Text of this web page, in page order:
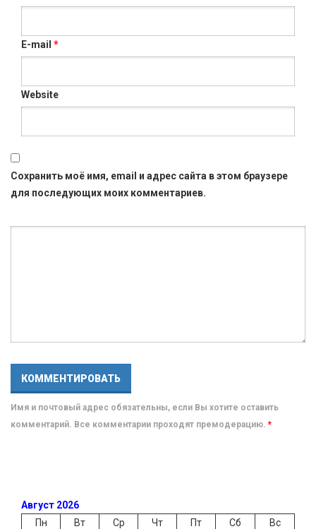
E-mail *
Website
Сохранить моё имя, email и адрес сайта в этом браузере
для последующих моих комментариев.
Имя и почтовый адрес обязательны, если Вы хотите оставить
комментарий. Все комментарии проходят премодерацию. *
Август 2026
Пн
Вт Ср Чт Пт Сб Вс